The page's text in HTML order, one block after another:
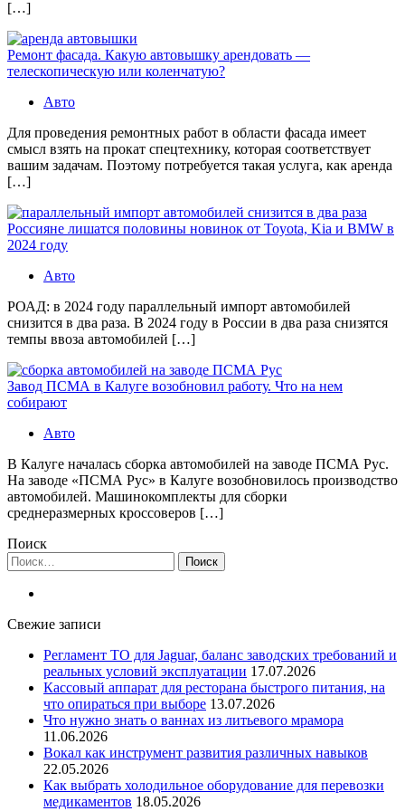
[…]
Ремонт фасада. Какую автовышку арендовать —
телескопическую или коленчатую?
Авто
Для проведения ремонтных работ в области фасада имеет
смысл взять на прокат спецтехнику, которая соответствует
вашим задачам. Поэтому потребуется такая услуга, как аренда
[…]
Россияне лишатся половины новинок от Toyota, Kia и BMW в
2024 году
Авто
РОАД: в 2024 году параллельный импорт автомобилей
снизится в два раза. В 2024 году в России в два раза снизятся
темпы ввоза автомобилей […]
Завод ПСМА в Калуге возобновил работу. Что на нем
собирают
Авто
В Калуге началась сборка автомобилей на заводе ПСМА Рус.
На заводе «ПСМА Рус» в Калуге возобновилось производство
автомобилей. Машинокомплекты для сборки
среднеразмерных кроссоверов […]
Поиск
Найти:
Свежие записи
Регламент ТО для Jaguar, баланс заводских требований и
реальных условий эксплуатации 17.07.2026
Кассовый аппарат для ресторана быстрого питания, на
что опираться при выборе 13.07.2026
Что нужно знать о ваннах из литьевого мрамора
11.06.2026
Вокал как инструмент развития различных навыков
22.05.2026
Как выбрать холодильное оборудование для перевозки
медикаментов 18.05.2026